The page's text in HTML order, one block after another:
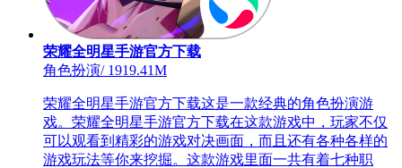
荣耀全明星手游官方下载
角色扮演/1919.41M
荣耀全明星手游官方下载这是一款经典的角色扮演游
戏。荣耀全明星手游官方下载在这款游戏中，玩家不仅
可以观看到精彩的游戏对决画面，而且还有各种各样的
游戏玩法等你来挖掘。这款游戏里面一共有着七种职